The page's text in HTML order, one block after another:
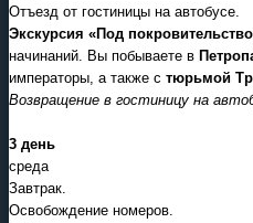
Отъезд от гостиницы на автобусе.
Экскурсия «Под
начинаний. Вы побываете в
императоры, а также с тюрьмой
Возвращение в гостиницу на
3 день
среда
Завтрак.
Освобождение номеров.